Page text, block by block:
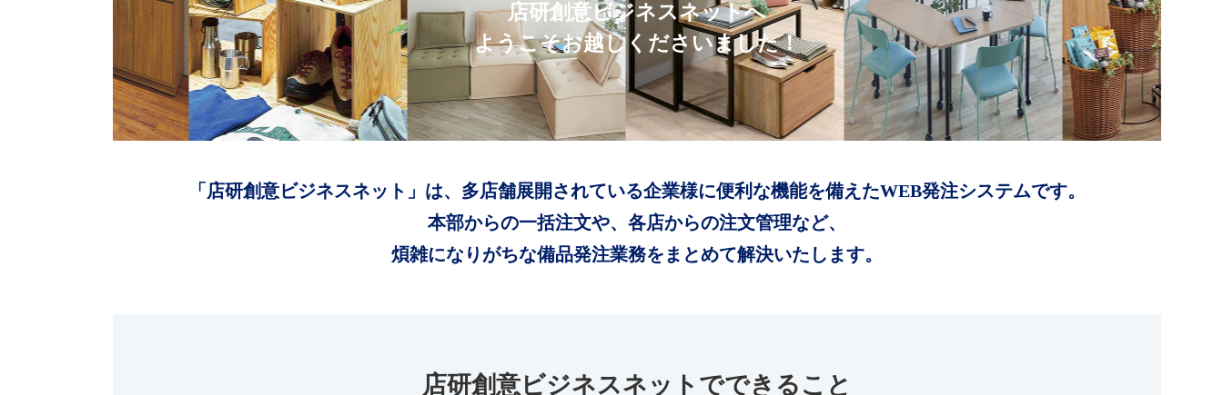
店研創意ビジネスネットへ
ようこそお越しくださいました！
「店研創意ビジネスネット」は、多店舗展開されている企業様に便利な機能を備えたWEB発注システムです。
本部からの一括注文や、各店からの注文管理など、
煩雑になりがちな備品発注業務をまとめて解決いたします。
店研創意ビジネスネットでできること